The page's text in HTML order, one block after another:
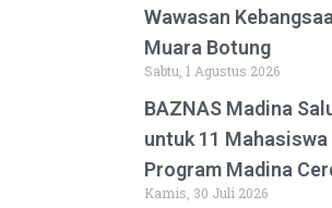
Wawasan
Muara Botung
Sabtu, 1 Agustus 2026
BAZNAS Madina
untuk 11 Mahasiswa
Program Madina
Kamis, 30 Juli 2026